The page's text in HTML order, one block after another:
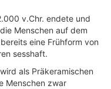
v.Chr. endete und
Menschen auf dem
eine Frühform von
sesshaft.
wird als Präkeramischen
Menschen zwar